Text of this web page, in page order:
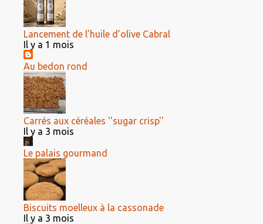
Lancement de l’huile d’olive Cabral
Il y a 1 mois
Au bedon rond
Carrés aux céréales ''sugar crisp''
Il y a 3 mois
Le palais gourmand
Biscuits moelleux à la cassonade
Il y a 3 mois